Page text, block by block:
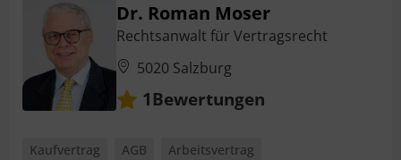
Dr. Roman Moser
Rechtsanwalt für Vertragsrecht
5020 Salzburg
1Bewertungen
Kaufvertrag AGB
Arbeitsvertrag